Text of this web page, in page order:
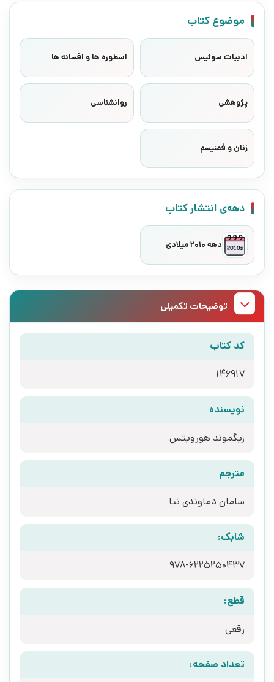
موضوع کتاب
ادبیات سوئیس اسطوره ها و افسانه ها
پژوهشی روانشناسی
زنان و فمنیسم
دهه‌ی انتشار کتاب
دهه 2010 میلادی
توضیحات تکمیلی
کد کتاب
146917
نویسنده
زیگموند هورویتس
مترجم
سامان دماوندی نیا
شابک:
قطع:
رقعی
تعداد صفحه: